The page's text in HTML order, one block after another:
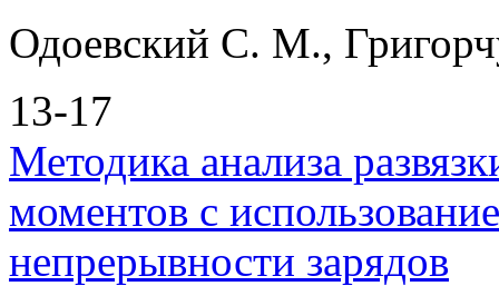
Одоевский С. М.,
13-17
Методика анализа
моментов с
непрерывности зарядов